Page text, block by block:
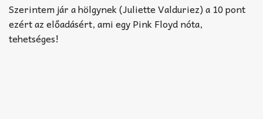
TABok
Szerintem jár a hölgynek (Juliette Valduriez) a 10 pont
ezért az előadásért, ami egy Pink Floyd nóta,
tehetséges!